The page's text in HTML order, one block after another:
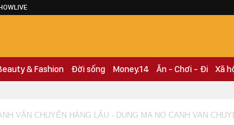
& Fashion Đời sống Money.14 Ăn - Chơi - Đi Xã
VẬN CHUYỂN HÀNG LẬU - DUNG MA NO CANH VAN